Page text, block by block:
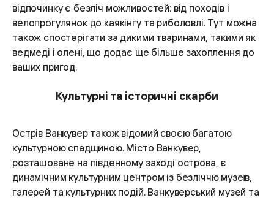
відпочинку є безліч можливостей: від походів і
велопрогулянок до каякінгу та риболовлі. Тут можна
також спостерігати за дикими тваринами, такими як
ведмеді і олені, що додає ще більше захоплення до
ваших пригод.
Культурні та історичні скарби
Острів Ванкувер також відомий своєю багатою
культурною спадщиною. Місто Ванкувер,
розташоване на південному заході острова, є
динамічним культурним центром із безліччю музеїв,
галерей та культурних подій. Ванкуверський музей та